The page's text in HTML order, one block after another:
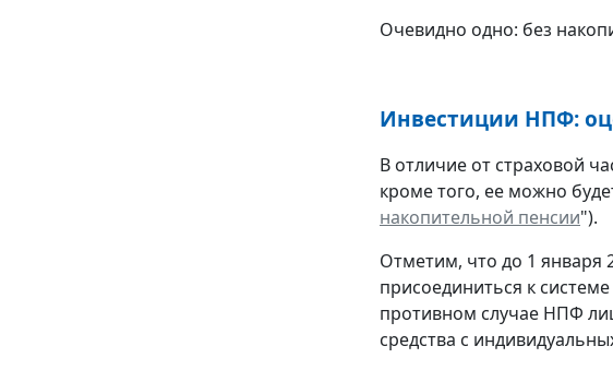
Очевидно одно: без
Инвестиции НПФ:
В отличие от страховой
кроме того, ее можно
накопительной пенсии").
Отметим, что до 1 января
присоединиться к
противном случае НПФ
средства с